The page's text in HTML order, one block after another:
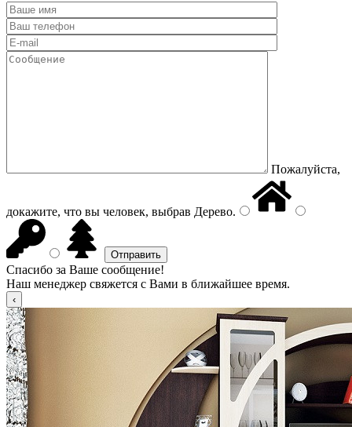
Пожалуйста,
докажите, что вы человек, выбрав Дерево.
Спасибо за Ваше сообщение!
Наш менеджер свяжется с Вами в ближайшее время.